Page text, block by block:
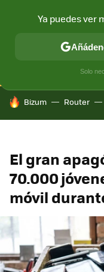
CONECTIVIDAD
HOY SE HABLA DE
Bizum Router
El gran
70.000
móvil
Ya puedes ver
Solo